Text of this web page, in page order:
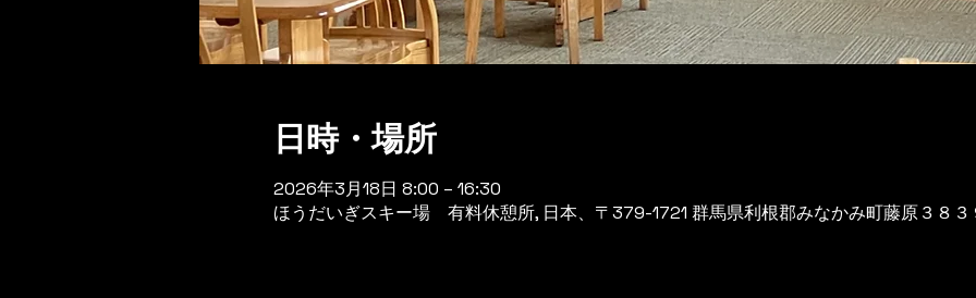
日時・場所
2026年3月18日 8:00 – 16:30
ほうだいぎスキー場 有料休憩所, 日本、〒379-1721 群馬県利根郡みなかみ町藤原３８３